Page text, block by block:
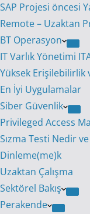
SAP Projesi öncesi
Remote – Uzaktan
BT Operasyon
IT Varlık Yönetimi
Yüksek Erişilebilirlik
En İyi Uygulamalar
Siber Güvenlik
Privileged Access
Sızma Testi Nedir
Dinleme(me)k
Uzaktan Çalışma
Sektörel Bakış
Perakende